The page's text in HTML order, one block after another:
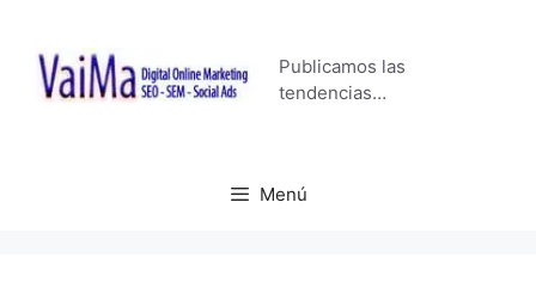
contenido
Publicamos las
tendencias…
Menú